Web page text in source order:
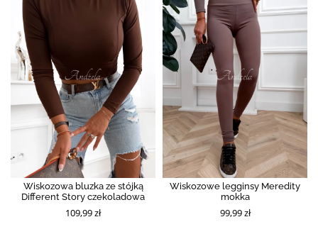
Wiskozowa bluzka ze stójką
Different Story czekoladowa
109,99 zł
Wiskozowe legginsy Meredity
mokka
99,99 zł